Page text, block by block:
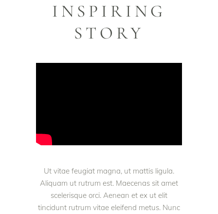
INSPIRING
STORY
Ut vitae feugiat magna, ut mattis ligula.
Aliquam ut rutrum est. Maecenas sit amet
scelerisque orci. Aenean et ex ut elit
tincidunt rutrum vitae eleifend metus. Nunc